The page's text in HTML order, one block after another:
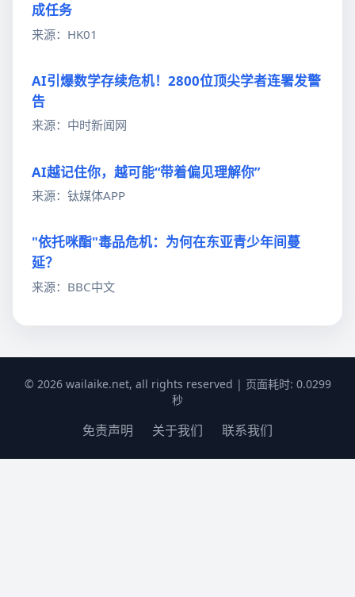
成任务
来源：HK01
AI引爆数学存续危机！2800位顶尖学者连署发警
告
来源：中时新闻网
AI越记住你，越可能“带着偏见理解你”
来源：钛媒体APP
"依托咪酯"毒品危机：为何在东亚青少年间蔓
延？
来源：BBC中文
© 2026 wailaike.net, all rights reserved | 页面耗时: 0.0299
秒
免责声明 关于我们 联系我们